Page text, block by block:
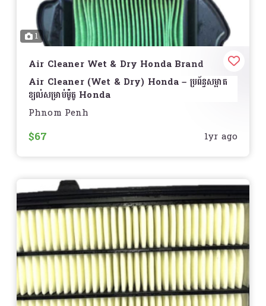
1
Air Cleaner Wet & Dry Honda Brand
Air Cleaner (Wet & Dry) Honda – ប្រព័ន្ធសម្អាត
ខ្យល់សម្រាប់ម៉ូតូ Honda
Air Cleaner
អ្នកពីធូលី និងកាកសំណល់
Honda Air Cleaner Wet
& Dry
ត្រូវបានរចនាសម្រាប់ប្រើប្រាស់ល្អប្រចាំថ្ងៃ និងបង្កើន
1️⃣Wet Type (ប្រព័ន្ធសេរីសើម) – មានជែលស្រូបធូលី និង
សំណល់ឧស្ម័ន ដើម្បីការពារបានល្អ
2️⃣Dry Type (ប្រព័ន្ធសេរីស្ងួត)– ប្រើអាចាបកាសម្រាប់ការ
សម្អាតងាយស្រួល និងសេដ្ឋកិច្ច
លក្ខណៈពិសេស
Phnom Penh
$67 1yr ago